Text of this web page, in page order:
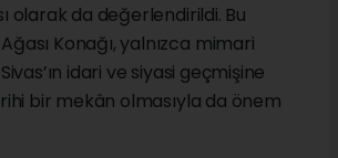
olarak da değerlendirildi. Bu
Konağı, yalnızca mimari
idari ve siyasi geçmişine
bir mekân olmasıyla da önem